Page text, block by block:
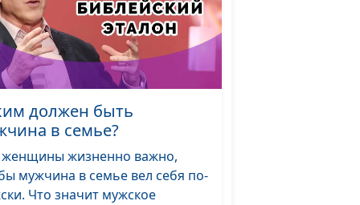
консультант по
семейным
отношениям
Юлия Синицына,
Василий Половинко,
священнослужитель,
консультант по
семейным
отношениям
должен быть
в семье?
женщины жизненно важно,
мужчина в семье вел себя по-
Что значит мужское